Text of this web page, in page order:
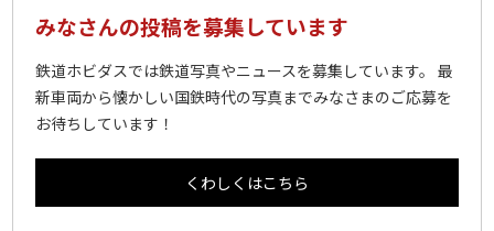
みなさんの投稿を募集しています
鉄道ホビダスでは鉄道写真やニュースを募集しています。 最
新車両から懐かしい国鉄時代の写真までみなさまのご応募を
お待ちしています！
くわしくはこちら